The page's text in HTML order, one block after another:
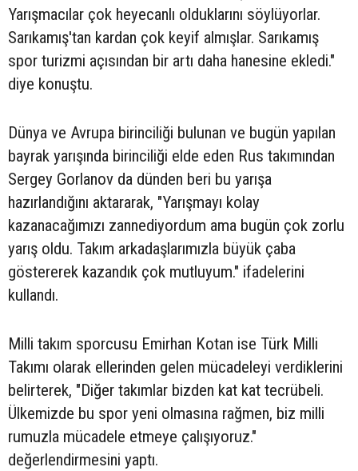
Yarışmacılar çok heyecanlı olduklarını söylüyorlar.
Sarıkamış'tan kardan çok keyif almışlar. Sarıkamış
spor turizmi açısından bir artı daha hanesine ekledi."
diye konuştu.
Dünya ve Avrupa birinciliği bulunan ve bugün yapılan
bayrak yarışında birinciliği elde eden Rus takımından
Sergey Gorlanov da dünden beri bu yarışa
hazırlandığını aktararak, "Yarışmayı kolay
kazanacağımızı zannediyordum ama bugün çok zorlu
yarış oldu. Takım arkadaşlarımızla büyük çaba
göstererek kazandık çok mutluyum." ifadelerini
kullandı.
Milli takım sporcusu Emirhan Kotan ise Türk Milli
Takımı olarak ellerinden gelen mücadeleyi verdiklerini
belirterek, "Diğer takımlar bizden kat kat tecrübeli.
Ülkemizde bu spor yeni olmasına rağmen, biz milli
rumuzla mücadele etmeye çalışıyoruz."
değerlendirmesini yaptı.